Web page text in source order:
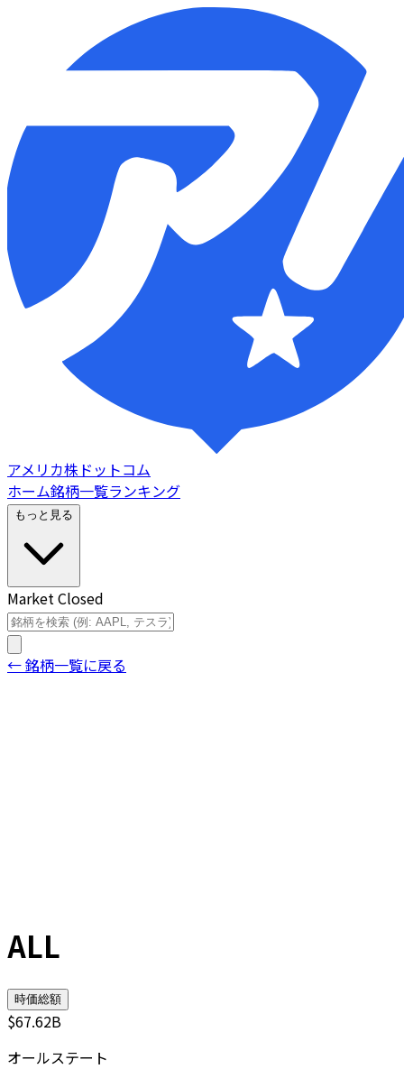
アメリカ株ドットコム
ホーム銘柄一覧ランキング
もっと見る
Market Closed
← 銘柄一覧に戻る
ALL
時価総額
$67.62B
オールステート